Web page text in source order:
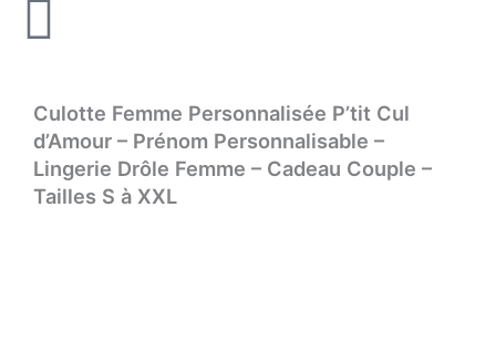
Culotte Femme Personnalisée P’tit Cul
d’Amour – Prénom Personnalisable –
Lingerie Drôle Femme – Cadeau Couple –
Tailles S à XXL